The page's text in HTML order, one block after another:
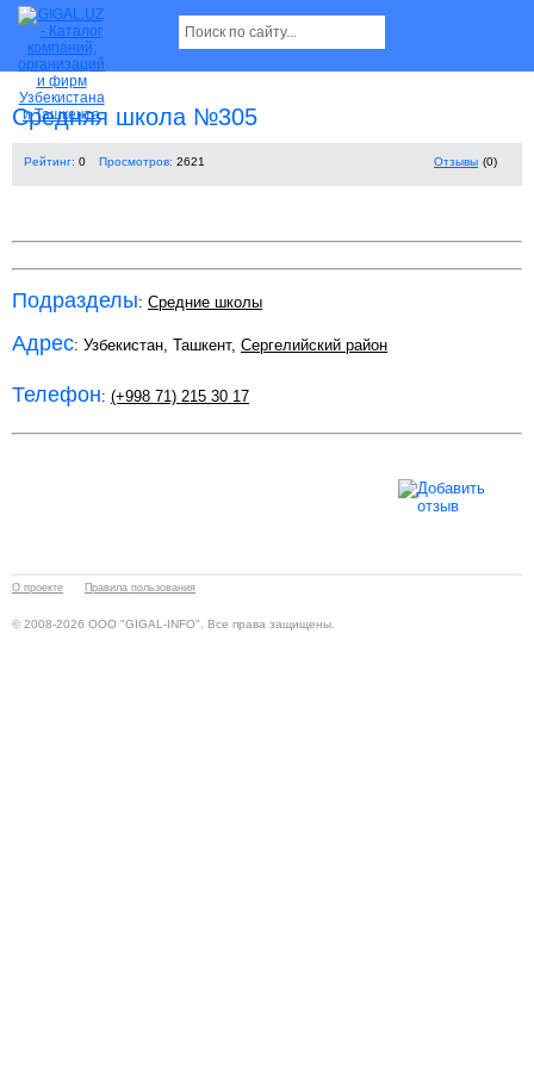
Средняя школа №305
Рейтинг: 0 Просмотров: 2621 Отзывы (0)
Подразделы: Средние школы
Адрес: Узбекистан, Ташкент, Сергелийский район
Телефон: (+998 71) 215 30 17
О проекте Правила пользования
© 2008-2026 ООО "GIGAL-INFO". Все права защищены.